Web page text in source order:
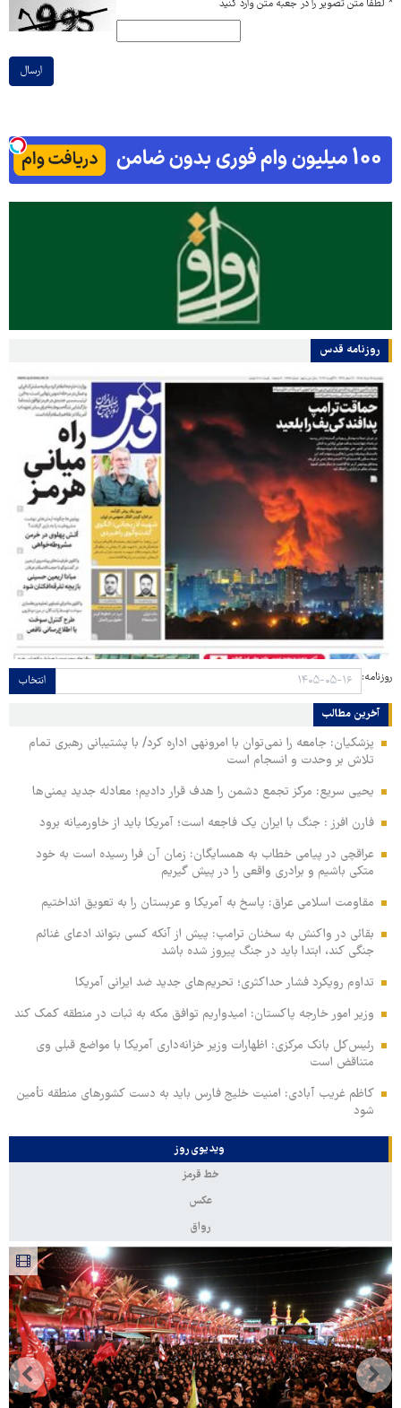
* لطفا متن تصویر را در جعبه متن وارد کنید
ارسال
روزنامه قدس
روزنامه: انتخاب
آخرین مطالب
پزشکیان: جامعه را نمی‌توان با امرونهی اداره کرد/ با پشتیبانی رهبری تمام
تلاش بر وحدت و انسجام است
یحیی سریع: مرکز تجمع دشمن را هدف قرار دادیم؛ معادله جدید یمنی‌ها
فارن افرز : جنگ با ایران یک فاجعه است؛ آمریکا باید از خاورمیانه برود
عراقچی در پیامی خطاب به همسایگان: زمان آن فرا رسیده است به خود
متکی باشیم و برادری واقعی را در پیش گیریم
مقاومت اسلامی عراق: پاسخ به آمریکا و عربستان را به تعویق انداختیم
بقائی در واکنش به سخنان ترامپ: پیش از آنکه کسی بتواند ادعای غنائم
جنگی کند، ابتدا باید در جنگ پیروز شده باشد
تداوم رویکرد فشار حداکثری؛ تحریم‌های جدید ضد ایرانی آمریکا
وزیر امور خارجه پاکستان: امیدواریم توافق مکه به ثبات در منطقه کمک کند
رئیس‌کل بانک مرکزی: اظهارات وزیر خزانه‌داری آمریکا با مواضع قبلی وی
متناقض است
کاظم غریب آبادی: امنیت خلیج فارس باید به دست کشورهای منطقه تأمین
شود
ویدیوی روز
خط قرمز
عکس
رواق